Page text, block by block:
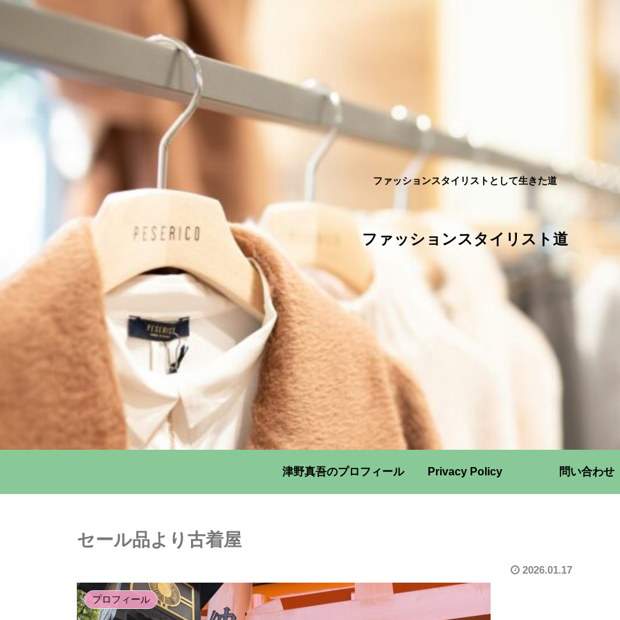
ファッションスタイリストとして生きた道
ファッションスタイリスト道
津野真吾のプロフィール Privacy Policy 問い合わせ
セール品より古着屋
2026.01.17
プロフィール